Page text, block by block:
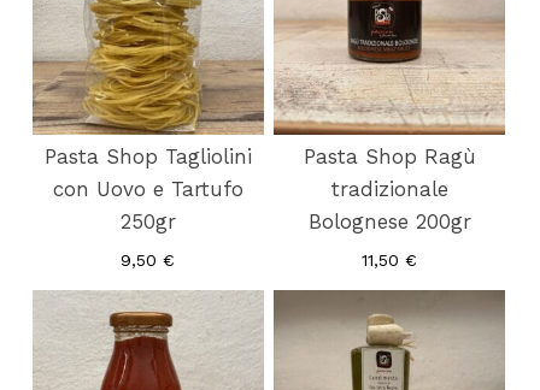
Pasta Shop Tagliolini
con Uovo e Tartufo
250gr
9,50€
Pasta Shop Ragù
tradizionale
Bolognese 200gr
11,50€